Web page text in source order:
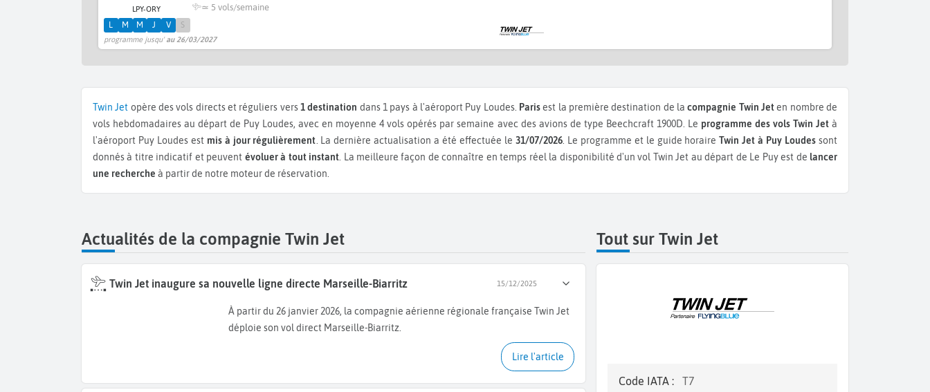
LPY-ORY ≃ 5 vols/semaine
programme jusqu'au 26/03/2027
L M M J V S
Twin Jet opère des vols directs et réguliers vers1 destination dans 1 pays à l'aéroport Puy Loudes. Parisest la première destination de lacompagnie Twin Jeten nombre de
vols hebdomadaires au départ de Puy Loudes, avec en moyenne 4 vols opérés par semaine avec des avions de type Beechcraft 1900D. Le programme des vols Twin Jet à
l'aéroport Puy Loudes est mis à jour régulièrement. La dernière actualisation a été effectuée le 31/07/2026. Le programme et le guide horaireTwin Jet à Puy Loudes sont
donnés à titre indicatif et peuvent évoluer à tout instant. La meilleure façon de connaître en temps réel la disponibilité d'un vol Twin Jet au départ de Le Puy est de lancer
une recherche à partir de notre moteur de réservation.
Actualités de la compagnie Twin Jet
Twin Jet inaugure sa nouvelle ligne directe Marseille-Biarritz 15/12/2025
À partir du 26 janvier 2026, la compagnie aérienne régionale française Twin Jet
déploie son vol direct Marseille-Biarritz.
Lire l'article
Tout sur Twin Jet
Code IATA :
T7